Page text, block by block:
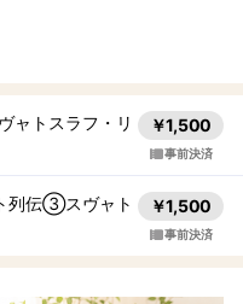
ャトスラフ・リ
￥1,500
事前決済
列伝③スヴャト
￥1,500
事前決済